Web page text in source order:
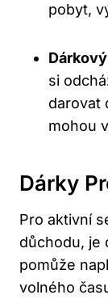
pobyt,
si
darovat
mohou
Dárky
Pro aktivní
důchodu, je
pomůže
volného